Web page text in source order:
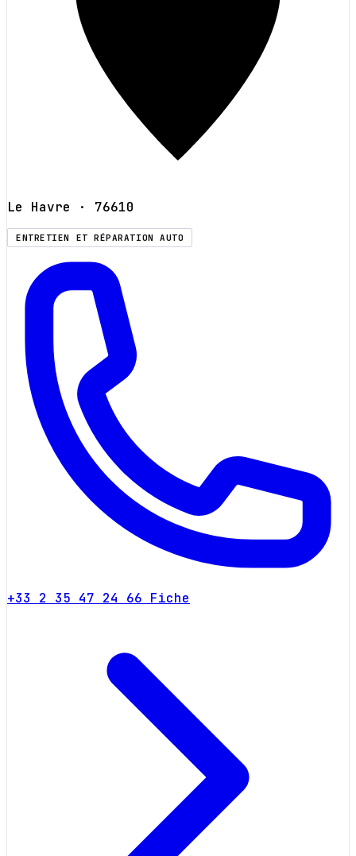
Le Havre · 76610
ENTRETIEN ET RÉPARATION AUTO
+33 2 35 47 24 66 Fiche